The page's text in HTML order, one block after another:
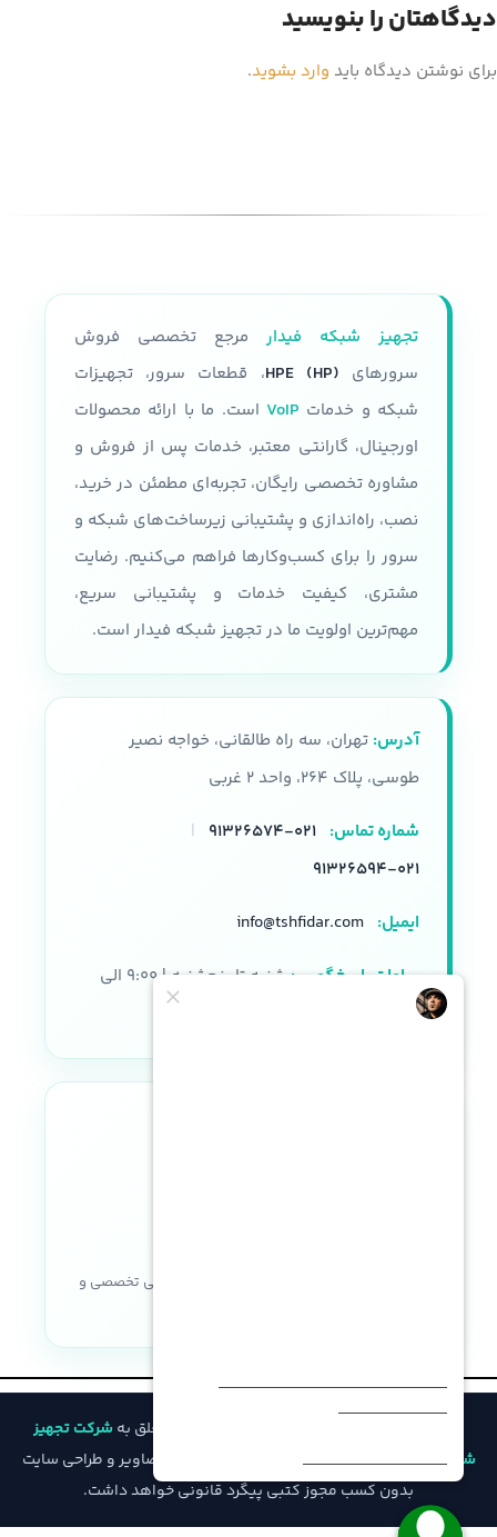
دیدگاهتان را بنویسید
برای نوشتن دیدگاه باید وارد بشوید.
تجهیز شبکه فیدار مرجع تخصصی فروش
سرورهای HPE (HP)، قطعات سرور، تجهیزات
شبکه و خدمات VoIP است. ما با ارائه محصولات
اورجینال، گارانتی معتبر، خدمات پس از فروش و
مشاوره تخصصی رایگان، تجربه‌ای مطمئن در خرید،
نصب، راه‌اندازی و پشتیبانی زیرساخت‌های شبکه و
سرور را برای کسب‌وکارها فراهم می‌کنیم. رضایت
مشتری، کیفیت خدمات و پشتیبانی سریع،
مهم‌ترین اولویت ما در تجهیز شبکه فیدار است.
آدرس: تهران، سه راه طالقانی، خواجه نصیر
طوسی، پلاک ۲۶۴، واحد ۲ غربی
شماره تماس: ۰۲۱-۹۱۳۲۶۵۷۴
|
۰۲۱-۹۱۳۲۶۵۹۴
ایمیل: info@tshfidar.com
ساعات پاسخگویی:
شنبه تا پنجشنبه | ۹:۰۰ الی
۱۸:۰۰
خریدی مطمئن با ضمانت اصالت کالا، پشتیبانی تخصصی و
© تمامی حقوق مادی و معنوی این وب‌سایت متعلق به شرکت تجهیز
شبکه فیداراست و هرگونه کپی‌برداری از محتوا، تصاویر و طراحی سایت
بدون کسب مجوز کتبی پیگرد قانونی خواهد داشت.